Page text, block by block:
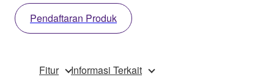
Pendaftaran Produk
Fitur Informasi Terkait